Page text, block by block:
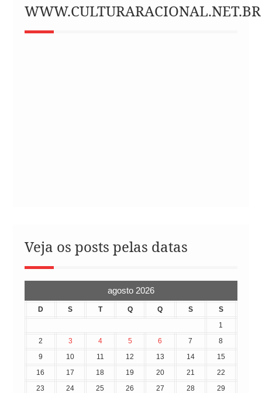
WWW.CULTURARACIONAL.NET.BR
Veja os posts pelas datas
agosto 2026
D S T Q Q S
S
1
2
3 4 5 6 7
8
9
10 11 12 13 14
15
16
17 18 19 20 21
22
23
24 25 26 27 28
29